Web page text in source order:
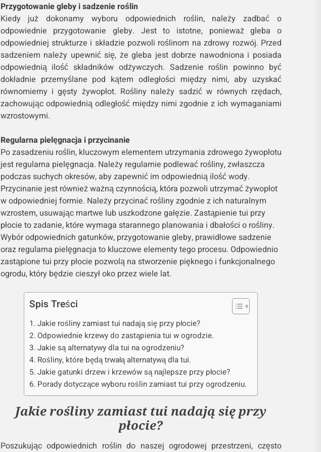
Przygotowanie gleby i sadzenie roślin
Kiedy już dokonamy wyboru odpowiednich roślin, należy zadbać o
odpowiednie przygotowanie gleby. Jest to istotne, ponieważ gleba o
odpowiedniej strukturze i składzie pozwoli roślinom na zdrowy rozwój. Przed
sadzeniem należy upewnić się, że gleba jest dobrze nawodniona i posiada
odpowiednią ilość składników odżywczych. Sadzenie roślin powinno być
dokładnie przemyślane pod kątem odległości między nimi, aby uzyskać
równomierny i gęsty żywopłot. Rośliny należy sadzić w równych rzędach,
zachowując odpowiednią odległość między nimi zgodnie z ich wymaganiami
wzrostowymi.
Regularna pielęgnacja i przycinanie
Po zasadzeniu roślin, kluczowym elementem utrzymania zdrowego żywopłotu
jest regularna pielęgnacja. Należy regularnie podlewać rośliny, zwłaszcza
podczas suchych okresów, aby zapewnić im odpowiednią ilość wody.
Przycinanie jest również ważną czynnością, która pozwoli utrzymać żywopłot
w odpowiedniej formie. Należy przycinać rośliny zgodnie z ich naturalnym
wzrostem, usuwając martwe lub uszkodzone gałęzie. Zastąpienie tui przy
płocie to zadanie, które wymaga starannego planowania i dbałości o rośliny.
Wybór odpowiednich gatunków, przygotowanie gleby, prawidłowe sadzenie
oraz regularna pielęgnacja to kluczowe elementy tego procesu. Odpowiednio
zastąpione tui przy płocie pozwolą na stworzenie pięknego i funkcjonalnego
ogrodu, który będzie cieszył oko przez wiele lat.
Spis Treści
Jakie rośliny zamiast tui nadają się przy płocie?
Odpowiednie krzewy do zastąpienia tui w ogrodzie.
Jakie są alternatywy dla tui na ogrodzeniu?
Rośliny, które będą trwałą alternatywą dla tui.
Jakie gatunki drzew i krzewów są najlepsze przy płocie?
Porady dotyczące wyboru roślin zamiast tui przy ogrodzeniu.
Jakie rośliny zamiast tui nadają się przy
płocie?
Poszukując odpowiednich roślin do naszej ogrodowej przestrzeni, często